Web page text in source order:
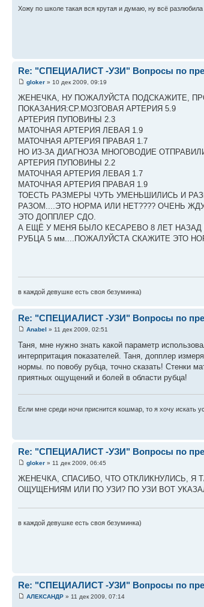
Хожу по школе такая вся крутая и думаю, ну всё
Re: "СПЕЦИАЛИСТ -УЗИ" Вопросы по
gloker » 10 дек 2009, 09:19
ЖЕНЕЧКА, НУ ПОЖАЛУЙСТА ПОДСКАЖИТЕ,
ПОКАЗАНИЯ:СР.МОЗГОВАЯ АРТЕРИЯ 5.9
АРТЕРИЯ ПУПОВИНЫ 2.3
МАТОЧНАЯ АРТЕРИЯ ЛЕВАЯ 1.9
МАТОЧНАЯ АРТЕРИЯ ПРАВАЯ 1.7
НО ИЗ-ЗА ДИАГНОЗА МНОГОВОДИЕ
АРТЕРИЯ ПУПОВИНЫ 2.2
МАТОЧНАЯ АРТЕРИЯ ЛЕВАЯ 1.7
МАТОЧНАЯ АРТЕРИЯ ПРАВАЯ 1.9
ТОЕСТЬ РАЗМЕРЫ ЧУТЬ УМЕНЬШИЛИСЬ И
РАЗОМ....ЭТО НОРМА ИЛИ НЕТ???? ОЧЕНЬ
ЭТО ДОППЛЕР СДО.
А ЕЩЁ У МЕНЯ БЫЛО КЕСАРЕВО 8 ЛЕТ
РУБЦА 5 мм....ПОЖАЛУЙСТА СКАЖИТЕ ЭТО
в каждой девушке есть своя безуминка)
Re: "СПЕЦИАЛИСТ -УЗИ" Вопросы по
Anabel » 11 дек 2009, 02:51
Таня, мне нужно знать какой параметр
интерпритация показателей. Таня, допплер
нормы. по повобу рубца, точно сказать! Стенки
приятных ощущений и болей в области рубца!
Если мне среди ночи приснится кошмар, то я хочу искать
Re: "СПЕЦИАЛИСТ -УЗИ" Вопросы по
gloker » 11 дек 2009, 06:45
ЖЕНЕЧКА, СПАСИБО, ЧТО ОТКЛИКНУЛИСЬ, Я
ОЩУЩЕНИЯМ ИЛИ ПО УЗИ? ПО УЗИ ВОТ
в каждой девушке есть своя безуминка)
Re: "СПЕЦИАЛИСТ -УЗИ" Вопросы по
АЛЕКСАНДР » 11 дек 2009, 07:14